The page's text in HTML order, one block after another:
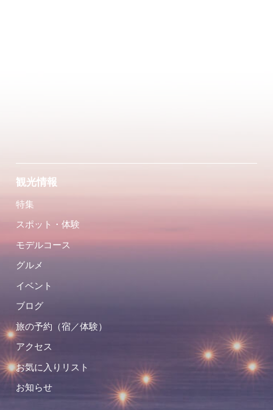
観光情報
特集
スポット・体験
モデルコース
グルメ
イベント
ブログ
旅の予約（宿／体験）
アクセス
お気に入りリスト
お知らせ